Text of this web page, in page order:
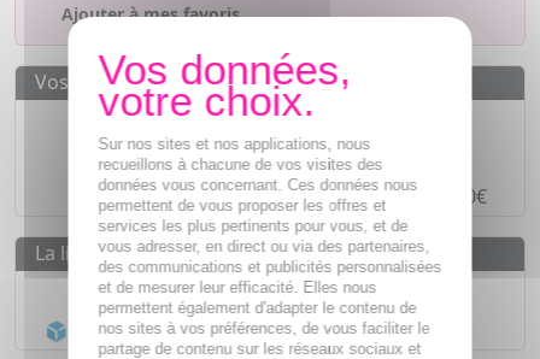
Ajouter à mes favoris
Vos avantages
Des prixIMBATTABLES
Paiement en ligneSÉCURISÉ
Paiement en4 fois sans fraisà partir de 30€
La livraison
Livraison gratuite dès55€
Acheminement Chronoposten 24h*
Sur nos sites et nos applications, nous
recueillons à chacune de vos visites des
données vous concernant. Ces données nous
permettent de vous proposer les offres et
services les plus pertinents pour vous, et de
vous adresser, en direct ou via des partenaires,
des communications et publicités personnalisées
et de mesurer leur efficacité. Elles nous
permettent également d'adapter le contenu de
nos sites à vos préférences, de vous faciliter le
partage de contenu sur les réseaux sociaux et